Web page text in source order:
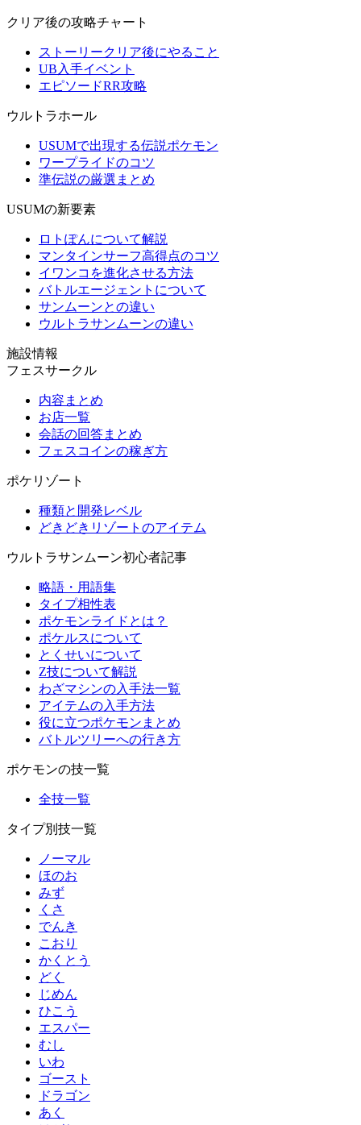
クリア後の攻略チャート
ストーリークリア後にやること
UB入手イベント
エピソードRR攻略
ウルトラホール
USUMで出現する伝説ポケモン
ワープライドのコツ
準伝説の厳選まとめ
USUMの新要素
ロトぽんについて解説
マンタインサーフ高得点のコツ
イワンコを進化させる方法
バトルエージェントについて
サンムーンとの違い
ウルトラサンムーンの違い
施設情報
フェスサークル
内容まとめ
お店一覧
会話の回答まとめ
フェスコインの稼ぎ方
ポケリゾート
種類と開発レベル
どきどきリゾートのアイテム
ウルトラサンムーン初心者記事
略語・用語集
タイプ相性表
ポケモンライドとは？
ポケルスについて
とくせいについて
Z技について解説
わざマシンの入手法一覧
アイテムの入手方法
役に立つポケモンまとめ
バトルツリーへの行き方
ポケモンの技一覧
全技一覧
タイプ別技一覧
ノーマル
ほのお
みず
くさ
でんき
こおり
かくとう
どく
じめん
ひこう
エスパー
むし
いわ
ゴースト
ドラゴン
あく